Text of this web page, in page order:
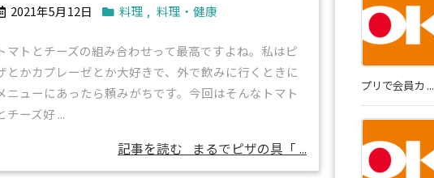
2021年5月12日 料理 , 料理・健康
マトとチーズの組み合わせって最高ですよね。私はピ
とかカプレーゼとか大好きで、外で飲みに行くときに
ニューにあったら頼みがちです。今回はそんなトマト
チーズ好 ...
記事を読む まるでピザの具「 ...
プリで会員カ ...